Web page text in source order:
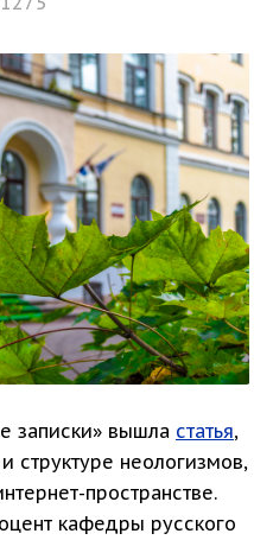
В ОРДИНАТУРУ
записки» вышла статья,
структуре неологизмов,
пространстве.
кафедры русского